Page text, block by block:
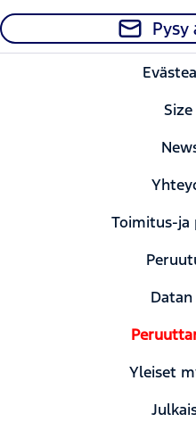
Pysy
Toimitus-
Yleiset